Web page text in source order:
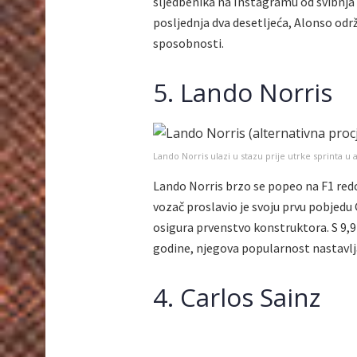
posljednja dva desetljeća, Alonso
sposobnosti.
5. Lando Norris
Lando Norris ulazi u stazu prije utrke sprinta u
Lando Norris brzo se popeo na F1
vozač proslavio je svoju prvu
osigura prvenstvo konstruktora. S
godine, njegova popularnost
4. Carlos Sainz